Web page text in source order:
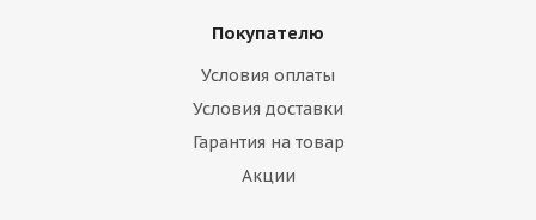
Покупателю
Условия оплаты
Условия доставки
Гарантия на товар
Акции